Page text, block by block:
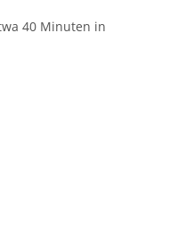
40 Minuten in